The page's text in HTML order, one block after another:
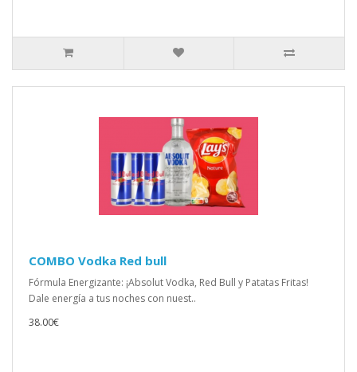
COMBO Vodka Red bull
Fórmula Energizante: ¡Absolut Vodka, Red Bull y Patatas Fritas!
Dale energía a tus noches con nuest..
38.00€